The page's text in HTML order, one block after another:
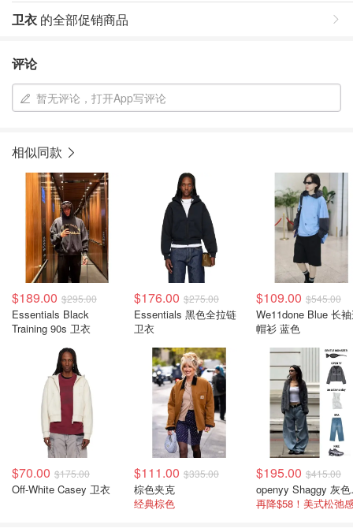
卫衣 的全部促销商品
评论
暂无评论，打开App写评论
相似同款
$189.00 $295.00
Essentials Black
Training 90s 卫衣
$176.00 $275.00
Essentials 黑色全拉链
卫衣
$109.00 $545.00
We11done Blue 长
帽衫 蓝色
$70.00 $175.00
Off-White Casey 卫衣
$111.00 $335.00
棕色夹克
经典棕色
$195.00 $415.00